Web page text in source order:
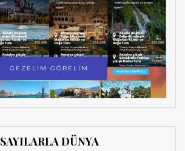
GEZELİM GÖRELİM
SAYILARLA DÜNYA